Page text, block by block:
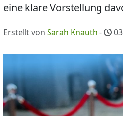
eine klare Vorstellung
Erstellt von Sarah Knauth -